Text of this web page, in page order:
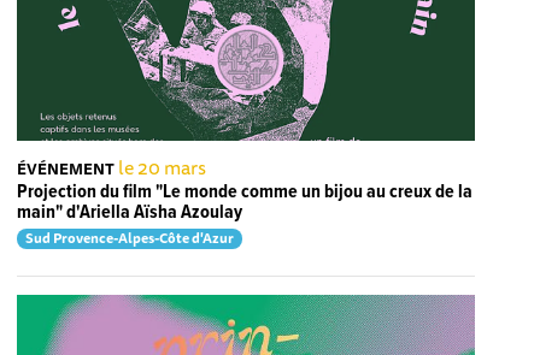
ÉVÉNEMENT le 20 mars
Projection du film "Le monde comme un bijou au creux de la
main" d'Ariella Aïsha Azoulay
Sud Provence-Alpes-Côte d'Azur